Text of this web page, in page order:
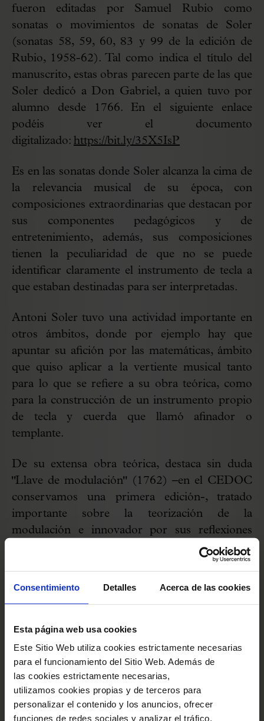
Consentimiento Detalles Acerca de las cookies
Esta página web usa cookies
Este Sitio Web utiliza cookies estrictamente necesarias
para el funcionamiento del Sitio Web. Además de
las cookies estrictamente necesarias,
utilizamos cookies propias y de terceros para
personalizar el contenido y los anuncios, ofrecer
funciones de redes sociales y analizar el tráfico.
fueron editadas por Samuel Rubio como
sonatas o movimientos de sonatas de Soler
(sonatas 58, 59, 60, 83 y 99 de la edición de
Rubio, 1958-62). Tal como indica el título del
manuscrito, estas obras parecen parte de las que
Soler dedicó a Don Gabriel, a quien tuvo por
alumno desde 1766. En el siguiente enlace
podéis ver el documento
digitalizado: https://bit.ly/35X5IsP
Es en las sonatas donde Soler alcanza la cima de
la relevancia musical de su época, con
composiciones extraordinarias que destacan por
sus componentes pedagógicos y de
entretenimiento, además, sus composiciones
tienen la peculiaridad de que no se puede
identificar claramente el instrumento de tecla a
que estaban destinadas para ser interpretadas.
Antoni Soler tuvo una actividad importante en
otros ámbitos, donde por ejemplo hay que
apuntar su afición por las matemáticas, ámbito
que quiso aplicar a la vertiente musical tanto
para lo que se refiere a su obra teórica, como
para la construcción de un instrumento propio
de tecla y cuerda que llamó afinador o
templante.
De su extensa obra teórica, destaca sin duda
"Llave de modulación" (1762) –en el CEDOC
conservamos una primera edición-, tratado
importante sobre la teorización de la
modulación e innovador por sus reflexiones
sobre la creación artística y la teoría musical.
Soler, rompiendo con los cánones más
tratado "Llave de modulación" de Antoni Soler:
https://bit.ly/2rLyWfF